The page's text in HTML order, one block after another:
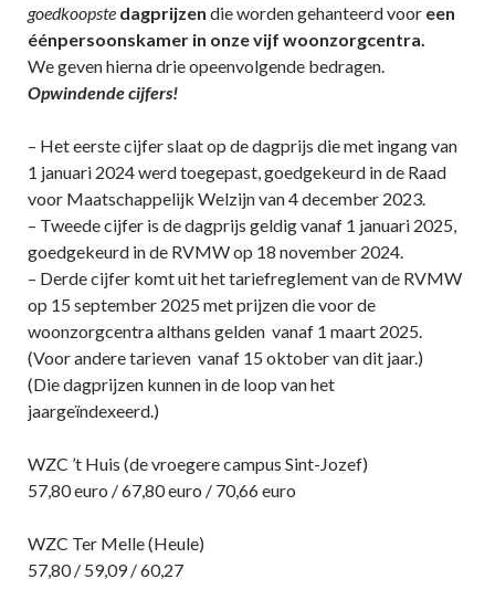
goedkoopste dagprijzen die worden gehanteerd voor een
éénpersoonskamer in onze vijf woonzorgcentra.
We geven hierna drie opeenvolgende bedragen.
Opwindende cijfers!
– Het eerste cijfer slaat op de dagprijs die met ingang van
1 januari 2024 werd toegepast, goedgekeurd in de Raad
voor Maatschappelijk Welzijn van 4 december 2023.
– Tweede cijfer is de dagprijs geldig vanaf 1 januari 2025,
goedgekeurd in de RVMW op 18 november 2024.
– Derde cijfer komt uit het tariefreglement van de RVMW
op 15 september 2025 met prijzen die voor de
woonzorgcentra althans gelden vanaf 1 maart 2025.
(Voor andere tarieven vanaf 15 oktober van dit jaar.)
(Die dagprijzen kunnen in de loop van het
jaargeïndexeerd.)
WZC ’t Huis (de vroegere campus Sint-Jozef)
57,80 euro / 67,80 euro / 70,66 euro
WZC Ter Melle (Heule)
57,80 / 59,09 / 60,27